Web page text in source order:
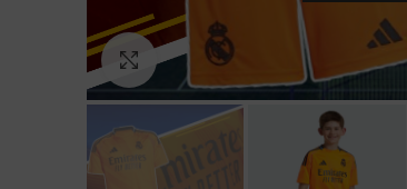
Click to enlarge